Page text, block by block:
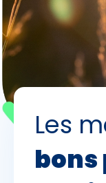
- de
Les
bons